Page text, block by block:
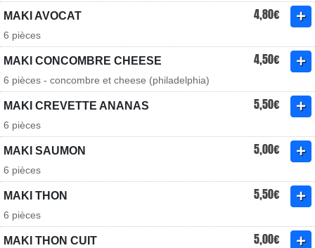
MAKI AVOCAT 4,80€
6 pièces
MAKI CONCOMBRE CHEESE 4,50€
6 pièces - concombre et cheese (philadelphia)
MAKI CREVETTE ANANAS 5,50€
6 pièces
MAKI SAUMON 5,00€
6 pièces
MAKI THON 5,50€
6 pièces
MAKI THON CUIT 5,00€